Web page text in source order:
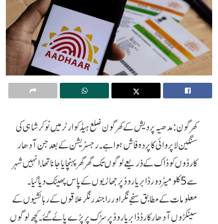
کھرگون: مدھیہ پردیش کے کھرگون ضلع ہیڈکوارٹر میں نوکرشاہی کی
سنگین لاپروائی کا پردہ فاش ہوا ہے۔ رجسٹریشن کے بعد جن آدھار
کارڈوں کو ڈاک کے ذریعے لوگوں تک گھر گھر پہنچایا جانا تھا، انہیں شہر
سے 5 کلو میٹر دور ڈابریا روڈ پر جھاڑیوں کے پاس پھینک دیا گیا۔
معلومات کے مطابق سنجے نگر اور راجندر نگر علاقوں کے رہائشیوں کے
سینکڑوں آدھار کارڈ ڈابریا روڈ پر سڑک پر پڑے پائے گئے۔ کچھ لوگوں